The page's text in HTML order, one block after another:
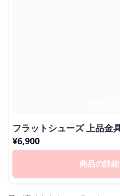
フラットシューズ 上品金
¥6,900
商品の詳